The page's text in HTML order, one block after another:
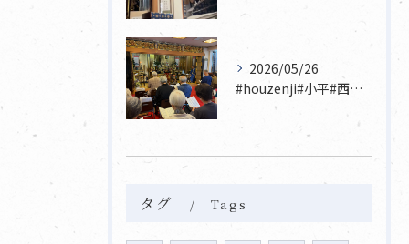
2026/05/26
#houzenji#小平#西東京市#東村山#立川市国分寺市寺...
タグ Tags